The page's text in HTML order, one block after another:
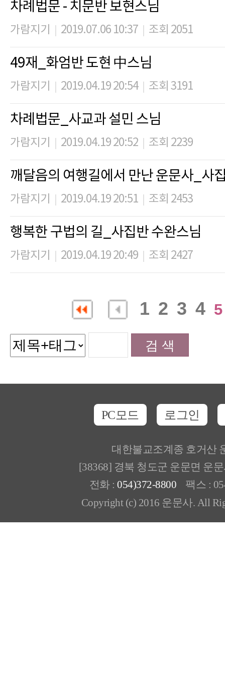
차례법문 - 치문반 보현스님
가람지기 2019.07.06 10:37 조회 2051
49재_화엄반 도현 中스님
가람지기 2019.04.19 20:54 조회 3191
차례법문_사교과 설민 스님
가람지기 2019.04.19 20:52 조회 2239
깨달음의 여행길에서 만난 운문사_사
가람지기 2019.04.19 20:51 조회 2453
행복한 구법의 길_사집반 수완스님
가람지기 2019.04.19 20:49 조회 2427
1 2 3 4 5
PC모드 로그인
대한불교조계종 호거산
[38368] 경북 청도군 운문면 운
전화 : 054)372-8800 팩스 :
Copyright (c) 2016 운문사. All